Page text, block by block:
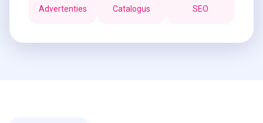
Advertenties Catalogus SEO